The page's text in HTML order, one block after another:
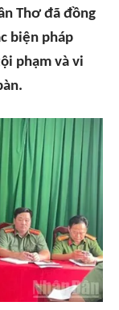
Thơ đã đồng
biện pháp
phạm và vi